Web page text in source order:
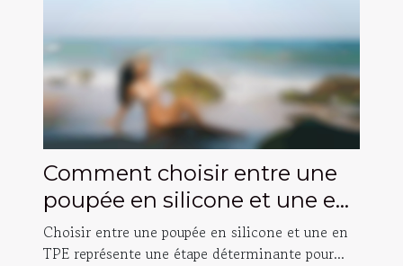
Comment choisir entre une
poupée en silicone et une en
TPE ?
Choisir entre une poupée en silicone et une en
TPE représente une étape déterminante pour...